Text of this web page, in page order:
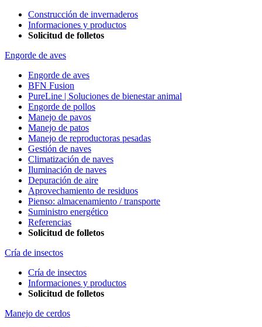
Construcción de invernaderos
Informaciones y productos
Solicitud de folletos
Engorde de aves
Engorde de aves
BFN Fusion
PureLine | Soluciones de bienestar animal
Engorde de pollos
Manejo de pavos
Manejo de patos
Manejo de reproductoras pesadas
Gestión de naves
Climatización de naves
Iluminación de naves
Depuración de aire
Aprovechamiento de residuos
Pienso: almacenamiento / transporte
Suministro energético
Referencias
Solicitud de folletos
Cría de insectos
Cría de insectos
Informaciones y productos
Solicitud de folletos
Manejo de cerdos